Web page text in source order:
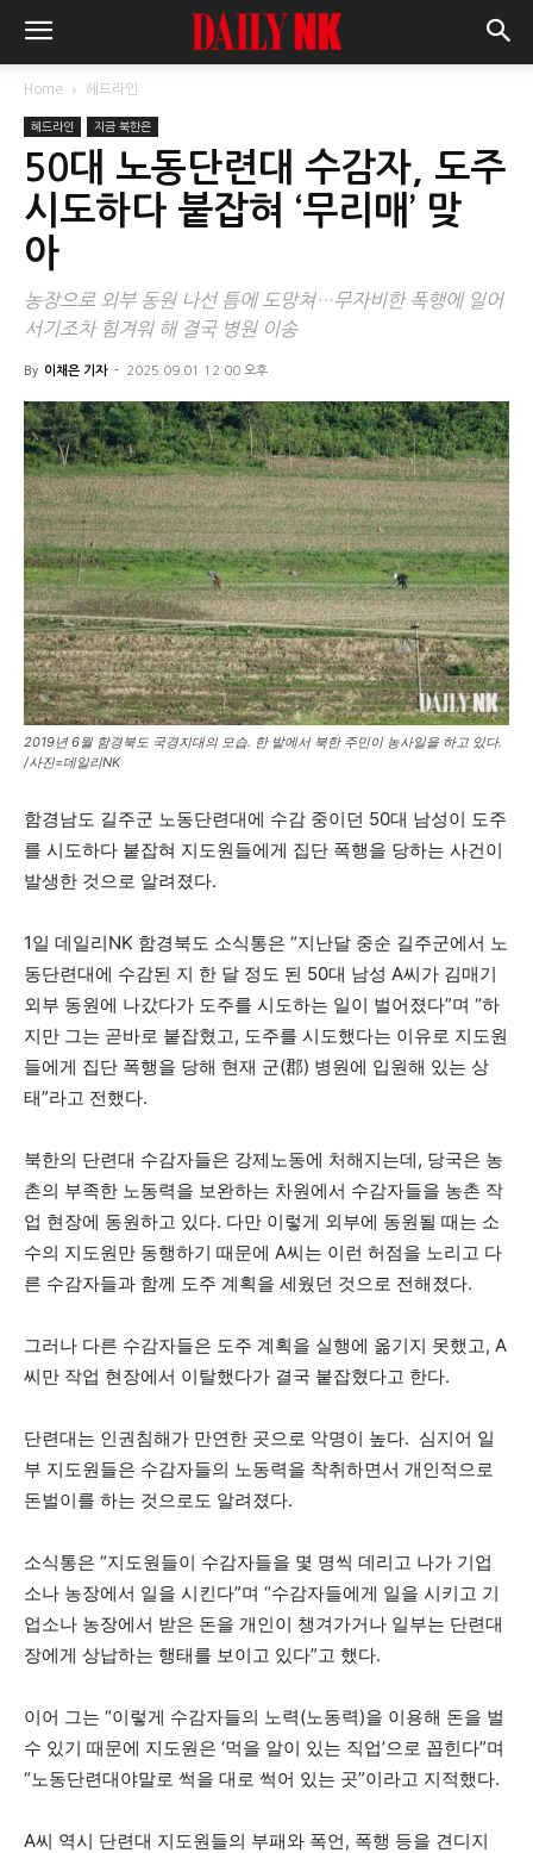
Home 헤드라인
헤드라인 지금 북한은
50대 노동단련대 수감자, 도주
시도하다 붙잡혀 ‘무리매’ 맞
아
농장으로 외부 동원 나선 틈에 도망쳐…무자비한 폭행에 일어
서기조차 힘겨워 해 결국 병원 이송
By 이채은 기자 - 2025.09.01 12:00 오후
2019년 6월 함경북도 국경지대의 모습. 한 밭에서 북한 주민이 농사일을 하고 있다.
/사진=데일리NK
함경남도 길주군 노동단련대에 수감 중이던 50대 남성이 도주
를 시도하다 붙잡혀 지도원들에게 집단 폭행을 당하는 사건이
발생한 것으로 알려졌다.
1일 데일리NK 함경북도 소식통은 “지난달 중순 길주군에서 노
동단련대에 수감된 지 한 달 정도 된 50대 남성 A씨가 김매기
외부 동원에 나갔다가 도주를 시도하는 일이 벌어졌다”며 “하
지만 그는 곧바로 붙잡혔고, 도주를 시도했다는 이유로 지도원
들에게 집단 폭행을 당해 현재 군(郡) 병원에 입원해 있는 상
태”라고 전했다.
북한의 단련대 수감자들은 강제노동에 처해지는데, 당국은 농
촌의 부족한 노동력을 보완하는 차원에서 수감자들을 농촌 작
업 현장에 동원하고 있다. 다만 이렇게 외부에 동원될 때는 소
수의 지도원만 동행하기 때문에 A씨는 이런 허점을 노리고 다
른 수감자들과 함께 도주 계획을 세웠던 것으로 전해졌다.
그러나 다른 수감자들은 도주 계획을 실행에 옮기지 못했고, A
씨만 작업 현장에서 이탈했다가 결국 붙잡혔다고 한다.
단련대는 인권침해가 만연한 곳으로 악명이 높다. 심지어 일
부 지도원들은 수감자들의 노동력을 착취하면서 개인적으로
돈벌이를 하는 것으로도 알려졌다.
소식통은 “지도원들이 수감자들을 몇 명씩 데리고 나가 기업
소나 농장에서 일을 시킨다”며 “수감자들에게 일을 시키고 기
업소나 농장에서 받은 돈을 개인이 챙겨가거나 일부는 단련대
장에게 상납하는 행태를 보이고 있다”고 했다.
이어 그는 “이렇게 수감자들의 노력(노동력)을 이용해 돈을 벌
수 있기 때문에 지도원은 ‘먹을 알이 있는 직업’으로 꼽힌다”며
“노동단련대야말로 썩을 대로 썩어 있는 곳”이라고 지적했다.
A씨 역시 단련대 지도원들의 부패와 폭언, 폭행 등을 견디지